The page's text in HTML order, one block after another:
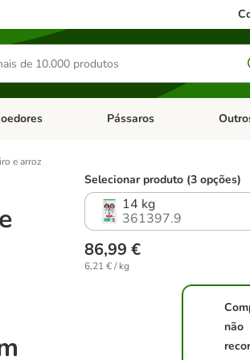
menu de categoria: Antiparasitários
Abrir menu de categoria:
Pássaros Abrir
e arroz
Selecionar produto (3 opções)
14 kg
361397.9
86,99 €
6,21 € / kg
não